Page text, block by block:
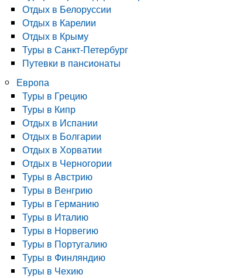
Отдых в Белоруссии
Отдых в Карелии
Отдых в Крыму
Туры в Санкт-Петербург
Путевки в пансионаты
Европа
Туры в Грецию
Туры в Кипр
Отдых в Испании
Отдых в Болгарии
Отдых в Хорватии
Отдых в Черногории
Туры в Австрию
Туры в Венгрию
Туры в Германию
Туры в Италию
Туры в Норвегию
Туры в Португалию
Туры в Финляндию
Туры в Чехию